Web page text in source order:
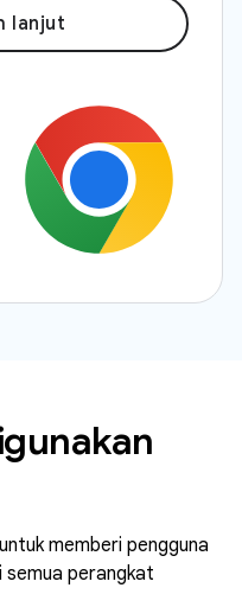
lanjut
memberi pengguna
semua perangkat